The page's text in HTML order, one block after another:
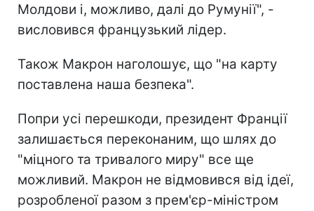
Молдови і, можливо, далі до Румунії", -
висловився французький лідер.
Також Макрон наголошує, що "на карту
поставлена ​​наша безпека".
Попри усі перешкоди, президент Франції
залишається переконаним, що шлях до
"міцного та тривалого миру" все ще
можливий. Макрон не відмовився від ідеї,
розробленої разом з прем'єр-міністром